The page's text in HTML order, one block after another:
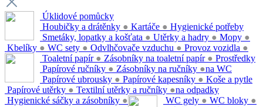
Úklidové pomůcky
Houbičky a drátěnky ● Kartáče ●
Smetáky, lopatky a košťata ● Utěrky a hadry ● Mopy ●
Kbelíky ● WC sety ● Odvlhčovače vzduchu ● Provoz vozidla ●
Hygienické potřeby
Toaletní papír ● Zásobníky na toaletní papír ●
Papírové ručníky ● Zásobníky na ručníky ●
Papírové ubrousky ● Papírové kapesníky ●
Papírové utěrky ● Textilní utěrky a ručníky ●
Hygienické sáčky a zásobníky ●
Prostředky
na WC
WC gely ● WC bloky ●
Koše a pytle
na odpadky